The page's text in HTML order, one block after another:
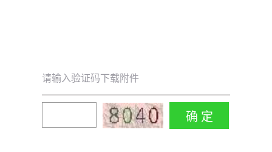
请输入验证码下载附件